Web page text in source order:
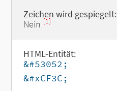
Zeichen wird gespiegelt:
Nein [1]
HTML-Entität:
&#53052;
&#xCF3C;